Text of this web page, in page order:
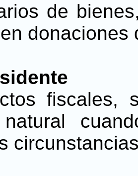
de
donaciones
fiscales,
natural